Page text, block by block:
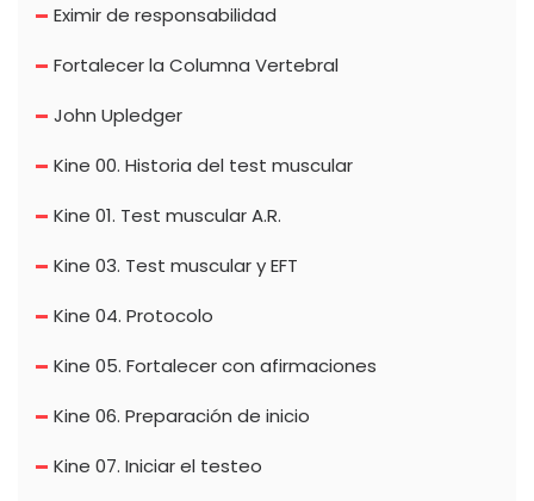
Eximir de responsabilidad
Fortalecer la Columna Vertebral
John Upledger
Kine 00. Historia del test muscular
Kine 01. Test muscular A.R.
Kine 03. Test muscular y EFT
Kine 04. Protocolo
Kine 05. Fortalecer con afirmaciones
Kine 06. Preparación de inicio
Kine 07. Iniciar el testeo